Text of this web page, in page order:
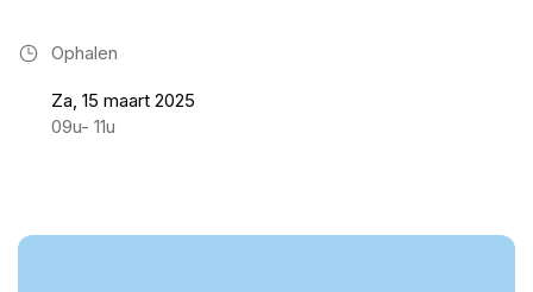
Ophalen
Za, 15 maart 2025
09u- 11u